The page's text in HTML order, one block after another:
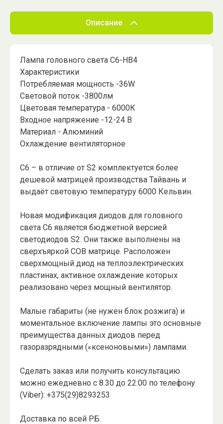
Описание
Лампа головного света C6-НB4
Характеристики
Потребляемая мощность -36W
Световой поток -3800лм
Цветовая температура - 6000К
Входное напряжение -12-24 В
Материал - Алюминий
Охлаждение вентиляторное
С6 – в отличие от S2 комплектуется более
дешевой матрицей производства Тайвань и
выдаёт световую температуру 6000 Кельвин.
Новая модификация диодов для головного
света C6 является бюджетной версией
светодиодов S2. Они также выполнены на
сверхъяркой COB матрице. Расположен
сверхмощный диод на теплоэлектрических
пластинах, активное охлаждение которых
реализовано через мощный вентилятор.
Малые габариты (не нужен блок розжига) и
моментальное включение лампы это основные
преимущества данных диодов перед
газоразрядными («ксеноновыми») лампами.
Сделать заказ или получить консультацию
можно ежедневно с 8.30 до 22:00 по телефону
(Viber): +375(29)8293253
Доставка по всей РБ.